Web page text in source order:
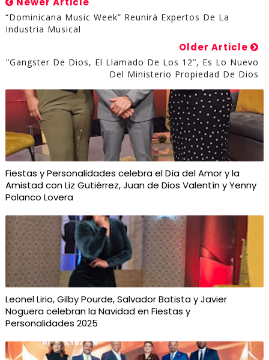
“Dominicana Music Week” Reunirá Expertos De La
Industria Musical
Older Article
‘’Gangster De Dios, El Llamado De Los 12’’, Es Lo Nuevo
Del Ministerio Propiedad De Dios
Fiestas y Personalidades celebra el Día del Amor y la
Amistad con Liz Gutiérrez, Juan de Dios Valentín y Yenny
Polanco Lovera
Leonel Lirio, Gilby Pourde, Salvador Batista y Javier
Noguera celebran la Navidad en Fiestas y
Personalidades 2025